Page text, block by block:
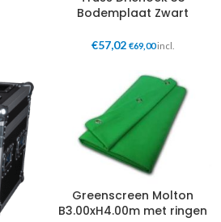
Bodemplaat Zwart
€57,02 €69,00incl.
Greenscreen Molton
B3.00xH4.00m met ringen